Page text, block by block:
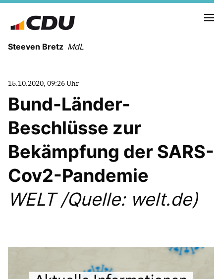
Steeven Bretz MdL
VITA
WAHLKREISBESUCHE
PRESSEFOTOS
MEIN BÜRGERBÜRO
MEIN WAHLKREIS
ZIELE
CDU Deutschland
15.10.2020, 09:26 Uhr
Bund-Länder-
Beschlüsse zur
Bekämpfung der SARS-
Cov2-Pandemie
WELT /Quelle: welt.de)